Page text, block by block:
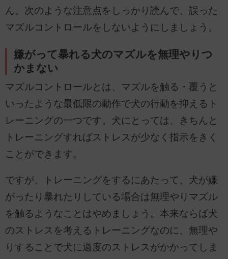
ん。次のような注意点をしっかり読んで、誤った
マズルコントロールをしないようにしましょう。
嫌がって暴れる犬のマズルを無理やりつ
かまない
マズルコントロールとは、マズルを触る・覆うと
いったような最低限の動作で犬の行動を抑えるト
レーニングの一つです。犬にとっては、きちんと
トレーニングすればストレスが少なく指示をきく
ことができます。
ですが、トレーニングをするにあたって、犬が嫌
がったり暴れたりしている場合は無理やりマズル
を触るようなことはやめましょう。本来ならば犬
のストレスを考えるトレーニングなのに、無理や
りすることで犬に過度のストレスがかかってしま